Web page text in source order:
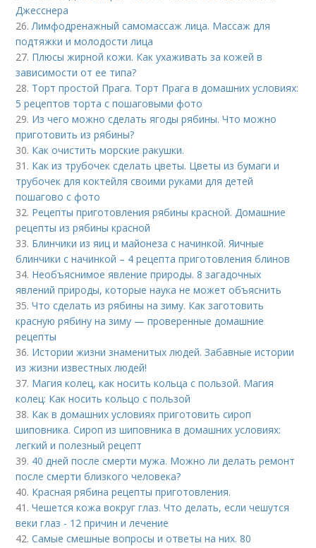
Джесснера
26.Лимфодренажный самомассаж лица. Массаж для
подтяжки и молодости лица
27. Плюсы жирной кожи. Как ухаживать за кожей в
зависимости от ее типа?
28. Торт простой Прага. Торт Прага в домашних условиях:
5 рецептов торта с пошаговыми фото
29. Из чего можно сделать ягоды рябины. Что можно
приготовить из рябины?
30. Как очистить морские ракушки.
31. Как из трубочек сделать цветы. Цветы из бумаги и
трубочек для коктейля своими руками для детей
пошагово с фото
32. Рецепты приготовления рябины красной. Домашние
рецепты из рябины красной
33. Блинчики из яиц и майонеза с начинкой. Яичные
блинчики с начинкой – 4 рецепта приготовления блинов
34. Необъяснимое явление природы. 8 загадочных
явлений природы, которые наука не может объяснить
35.Что сделать из рябины на зиму. Как заготовить
красную рябину на зиму — проверенные домашние
рецепты
36. Истории жизни знаменитых людей. Забавные истории
из жизни известных людей!
37. Магия колец, как носить кольца с пользой. Магия
колец: Как носить кольцо с пользой
38. Как в домашних условиях приготовить сироп
шиповника. Сироп из шиповника в домашних условиях:
легкий и полезный рецепт
39. 40 дней после смерти мужа. Можно ли делать ремонт
после смерти близкого человека?
40. Красная рябина рецепты приготовления.
41.Чешется кожа вокруг глаз. Что делать, если чешутся
веки глаз - 12 причин и лечение
42.Самые смешные вопросы и ответы на них. 80